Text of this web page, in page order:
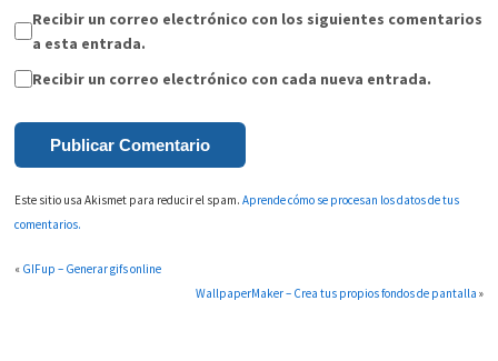
Recibir un correo electrónico con los siguientes comentarios
a esta entrada.
Recibir un correo electrónico con cada nueva entrada.
Este sitio usa Akismet para reducir el spam.Aprende cómo se procesan los datos de tus
comentarios.
« GIFup – Generar gifs online
WallpaperMaker – Crea tus propios fondos de pantalla »